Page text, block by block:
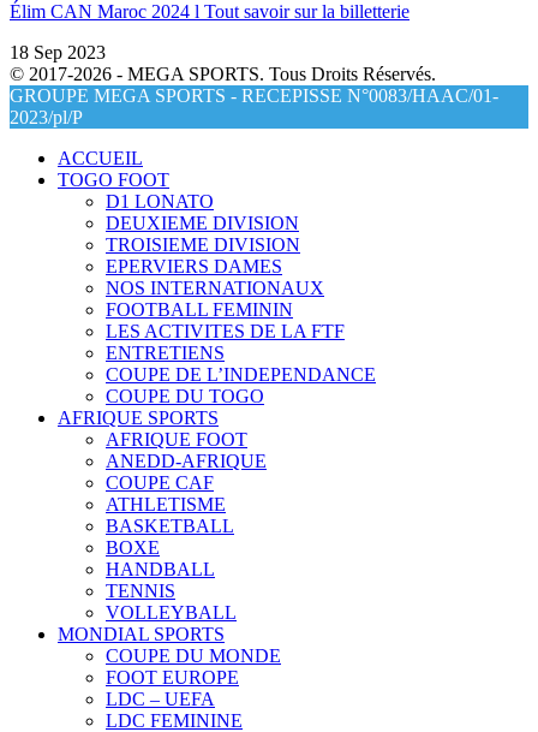
Élim CAN Maroc 2024 l Tout savoir sur la billetterie
18 Sep 2023
© 2017-2026 - MEGA SPORTS. Tous Droits Réservés.
GROUPE MEGA SPORTS - RECEPISSE N°0083/HAAC/01-
2023/pl/P
ACCUEIL
TOGO FOOT
D1 LONATO
DEUXIEME DIVISION
TROISIEME DIVISION
EPERVIERS DAMES
NOS INTERNATIONAUX
FOOTBALL FEMININ
LES ACTIVITES DE LA FTF
ENTRETIENS
COUPE DE L’INDEPENDANCE
COUPE DU TOGO
AFRIQUE SPORTS
AFRIQUE FOOT
ANEDD-AFRIQUE
COUPE CAF
ATHLETISME
BASKETBALL
BOXE
HANDBALL
TENNIS
VOLLEYBALL
MONDIAL SPORTS
COUPE DU MONDE
FOOT EUROPE
LDC – UEFA
LDC FEMININE